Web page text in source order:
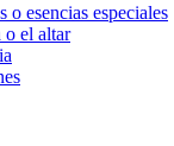
o esencias especiales
o el altar